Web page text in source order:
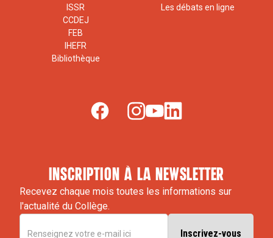
ISSR
CCDEJ
FEB
IHEFR
Bibliothèque
Les débats en ligne
inscription à la newsletter
Recevez chaque mois toutes les informations sur
l'actualité du Collège.